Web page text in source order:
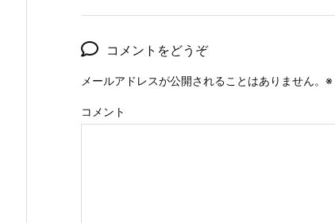
コメントをどうぞ
メールアドレスが公開されることはありません。 ※
コメント